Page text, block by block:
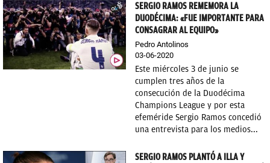
SERGIO RAMOS REMEMORA LA
DUODÉCIMA: «FUE IMPORTANTE PARA
CONSAGRAR AL EQUIPO»
Pedro Antolinos
03-06-2020
Este miércoles 3 de junio se
cumplen tres años de la
consecución de la Duodécima
Champions League y por esta
efeméride Sergio Ramos concedió
una entrevista para los medios...
SERGIO RAMOS PLANTÓ A ILLA Y